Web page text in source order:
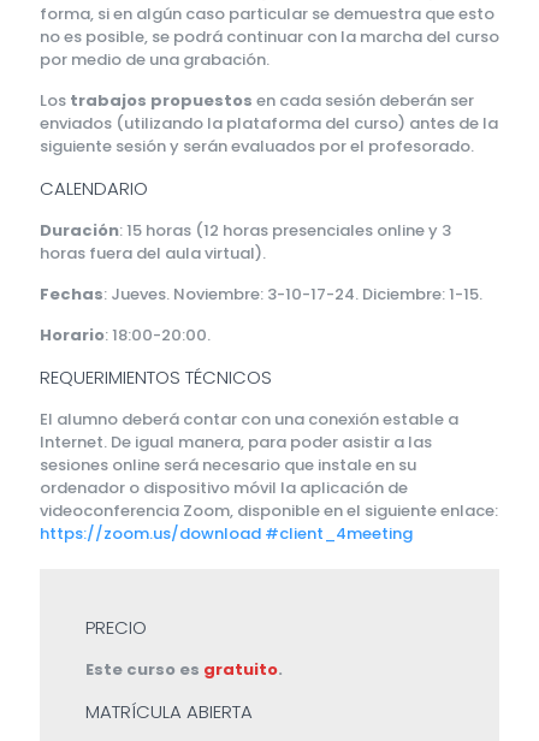
forma, si en algún caso particular se demuestra que esto
no es posible, se podrá continuar con la marcha del curso
por medio de una grabación.
Los trabajos propuestos en cada sesión deberán ser
enviados (utilizando la plataforma del curso) antes de la
siguiente sesión y serán evaluados por el profesorado.
CALENDARIO
Duración: 15 horas (12 horas presenciales online y 3
horas fuera del aula virtual).
Fechas: Jueves. Noviembre: 3-10-17-24. Diciembre: 1-15.
Horario: 18:00-20:00.
REQUERIMIENTOS TÉCNICOS
El alumno deberá contar con una conexión estable a
Internet. De igual manera, para poder asistir a las
sesiones online será necesario que instale en su
ordenador o dispositivo móvil la aplicación de
videoconferencia Zoom, disponible en el siguiente enlace:
https://zoom.us/download #client_4meeting
PRECIO
Este curso es gratuito.
MATRÍCULA ABIERTA